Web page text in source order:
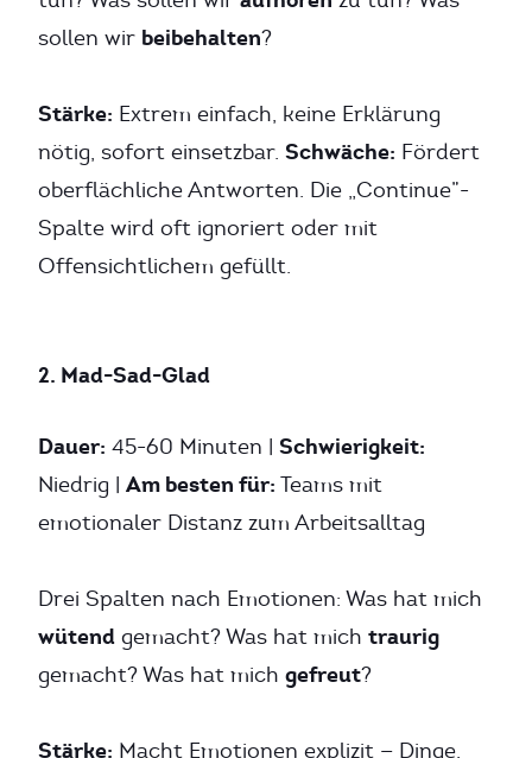
sollen wir beibehalten?
Stärke: Extrem einfach, keine Erklärung
nötig, sofort einsetzbar. Schwäche: Fördert
oberflächliche Antworten. Die „Continue”-
Spalte wird oft ignoriert oder mit
Offensichtlichem gefüllt.
2. Mad-Sad-Glad
Dauer: 45-60 Minuten | Schwierigkeit:
Niedrig | Am besten für: Teams mit
emotionaler Distanz zum Arbeitsalltag
Drei Spalten nach Emotionen: Was hat mich
wütend gemacht? Was hat mich traurig
gemacht? Was hat mich gefreut?
Stärke: Macht Emotionen explizit — Dinge,